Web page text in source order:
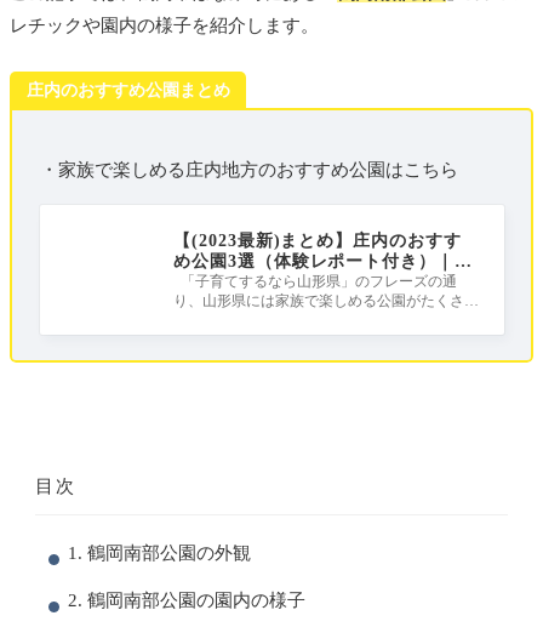
レチックや園内の様子を紹介します。
庄内のおすすめ公園まとめ
・家族で楽しめる庄内地方のおすすめ公園はこちら
【(2023最新)まとめ】庄内のおすす
め公園3選（体験レポート付き）｜庄
内は公園天国だ！！！
「子育てするなら山形県」のフレーズの通
り、山形県には家族で楽しめる公園がたくさん
目次
1. 鶴岡南部公園の外観
2. 鶴岡南部公園の園内の様子